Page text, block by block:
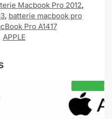
Macbook Pro 2012,
, batterie macbook pro
Pro A1417
APPLE
-